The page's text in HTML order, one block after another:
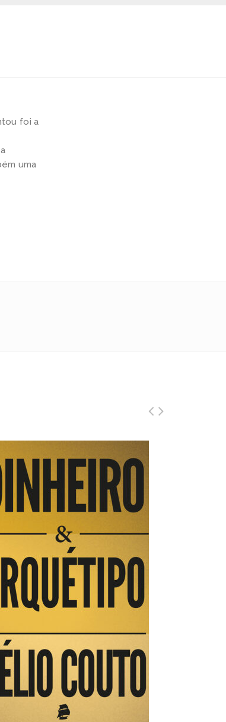
foi a
uma